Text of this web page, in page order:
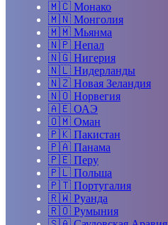
🇲🇨 Монако
🇲🇳 Монголия
🇲🇲 Мьянма
🇳🇵 Непал
🇳🇬 Нигерия
🇳🇱 Нидерланды
🇳🇿 Новая Зеландия
🇳🇴 Норвегия
🇦🇪 ОАЭ
🇴🇲 Оман
🇵🇰 Пакистан
🇵🇦 Панама
🇵🇪 Перу
🇵🇱 Польша
🇵🇹 Португалия
🇷🇼 Руанда
🇷🇴 Румыния